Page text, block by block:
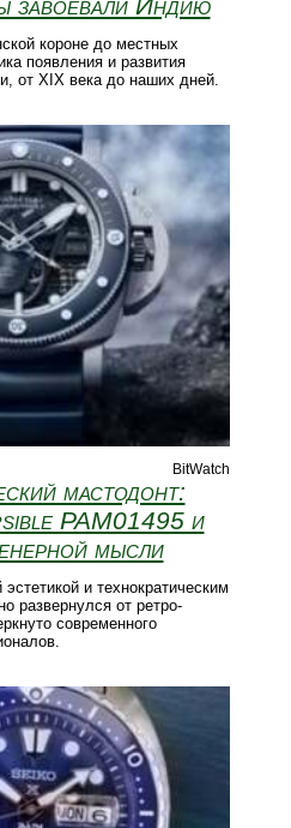
короне до местных
появления и развития
от XIX века до наших дней.
BitWatch
мастодонт:
PAM01495 и
мысли
и технократическим
развернулся от ретро-
современного